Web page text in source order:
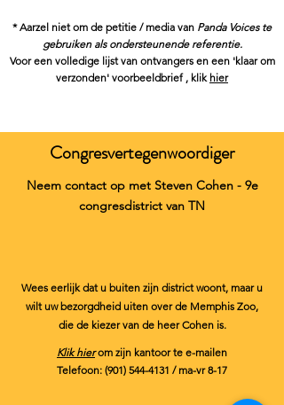
* Aarzel niet om de petitie / media van Panda Voices te
gebruiken als ondersteunende referentie.
Voor een volledige lijst van ontvangers en een 'klaar om
verzonden' voorbeeldbrief , klik hier
Congresvertegenwoordiger
Neem contact op met Steven Cohen - 9e
congresdistrict van TN
Wees eerlijk dat u buiten zijn district woont, maar u
wilt uw bezorgdheid uiten over de Memphis Zoo,
die de kiezer van de heer Cohen is.
Klik hierom zijn kantoor te e-mailen
Telefoon: (901) 544-4131 / ma-vr 8-17